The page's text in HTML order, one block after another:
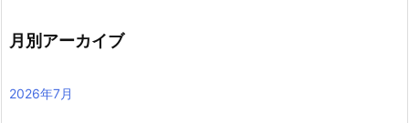
月別アーカイブ
2026年7月